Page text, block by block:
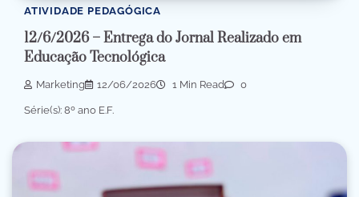
ATIVIDADE PEDAGÓGICA
12/6/2026 – Entrega do Jornal Realizado em
Educação Tecnológica
Marketing 12/06/2026 1 Min Read 0
Série(s): 8º ano E.F.